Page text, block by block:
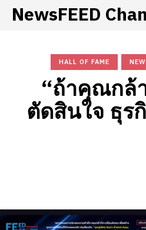
NewsFEED
HALL OF FAME
“ถ้าคุณกล้
ตัดสินใจ ธุร